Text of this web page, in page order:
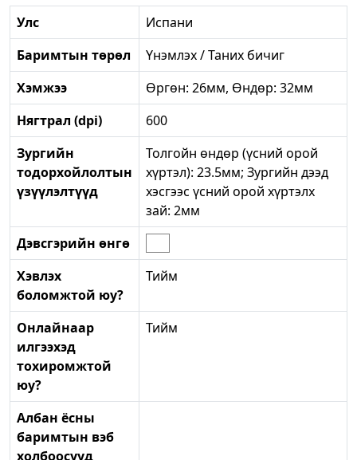
Улс
Испани
Баримтын төрөл
Үнэмлэх / Таних бичиг
Хэмжээ
Өргөн: 26мм, Өндөр: 32мм
Нягтрал (dpi)
600
Зургийн
тодорхойлолтын
үзүүлэлтүүд
Толгойн өндөр (үсний орой
хүртэл): 23.5мм; Зургийн дээд
хэсгээс үсний орой хүртэлх
зай: 2мм
Дэвсгэрийн өнгө
Хэвлэх
боломжтой юу?
Тийм
Онлайнаар
илгээхэд
тохиромжтой
юу?
Тийм
Албан ёсны
баримтын вэб
холбоосууд